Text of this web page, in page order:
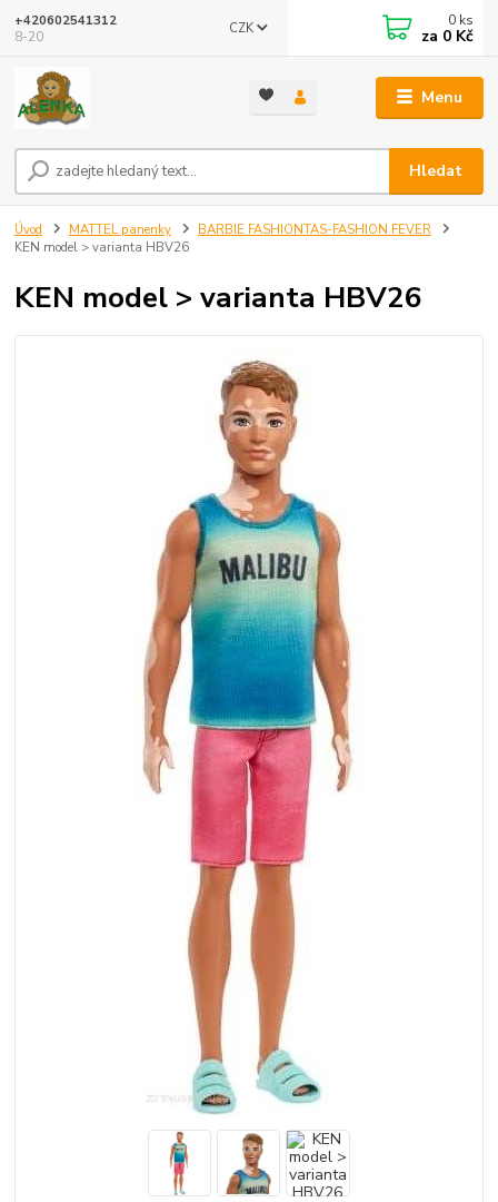
Menu
CZK
Hledat
+420602541312
8-20
0 ks
za 0 Kč
Úvod MATTEL panenky
BARBIE FASHIONTAS-FASHION FEVER
KEN model > varianta HBV26
KEN model > varianta HBV26